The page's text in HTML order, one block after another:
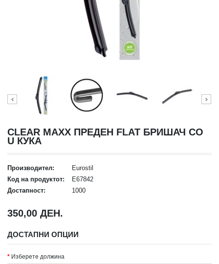
CLEAR MAXX ПРЕДЕН FLAT БРИШАЧ СО
U КУКА
Производител:
Eurostil
Код на продуктот:
E67842
Достапност:
1000
350,00 ДЕН.
ДОСТАПНИ ОПЦИИ
Изберете должина